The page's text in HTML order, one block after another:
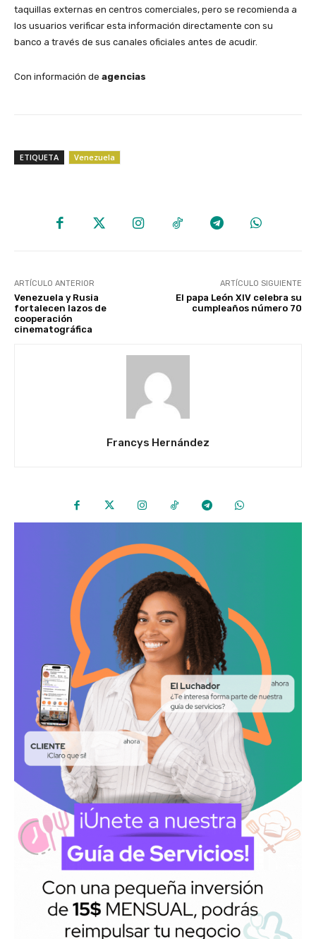
taquillas externas en centros comerciales, pero se recomienda a
los usuarios verificar esta información directamente con su
banco a través de sus canales oficiales antes de acudir.
​Con información de agencias
ETIQUETA Venezuela
ARTÍCULO ANTERIOR
Venezuela y Rusia
fortalecen lazos de
cooperación
cinematográfica
ARTÍCULO SIGUIENTE
El papa León XIV celebra su
cumpleaños número 70
Francys Hernández